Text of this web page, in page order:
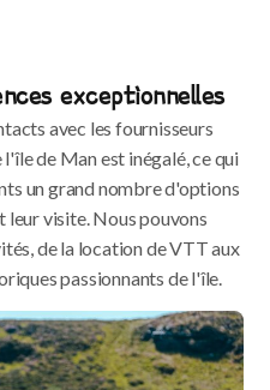
exceptionnelles
avec les fournisseurs
de Man est inégalé, ce qui
un grand nombre d'options
visite. Nous pouvons
de la location de VTT aux
passionnants de l'île.